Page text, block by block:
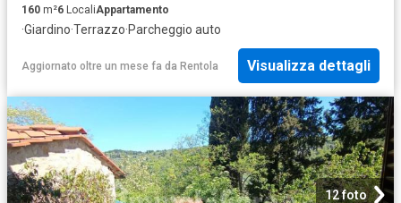
160 m²6 LocaliAppartamento
·Giardino·Terrazzo·Parcheggio auto
Aggiornato oltre un mese fa da Rentola Visualizza dettagli
12 foto